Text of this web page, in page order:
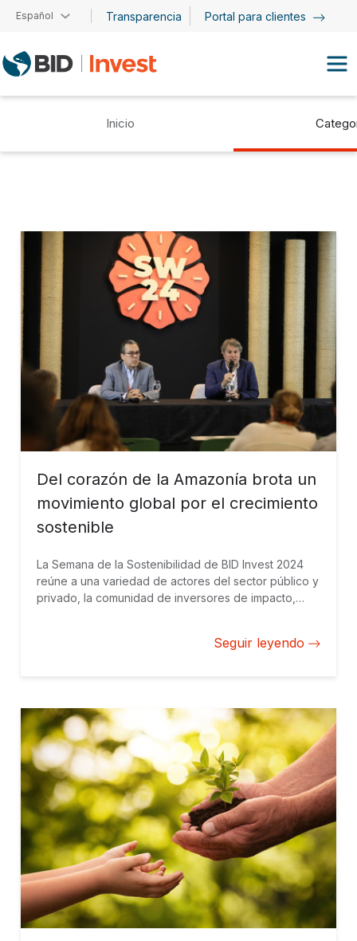
Pasar al contenido principal
Español Transparencia Portal para clientes
Inicio
Del corazón de la Amazonía brota un
movimiento global por el crecimiento
sostenible
La Semana de la Sostenibilidad de BID Invest 2024
reúne a una variedad de actores del sector público y
privado, la comunidad de inversores de impacto,
Seguir leyendo